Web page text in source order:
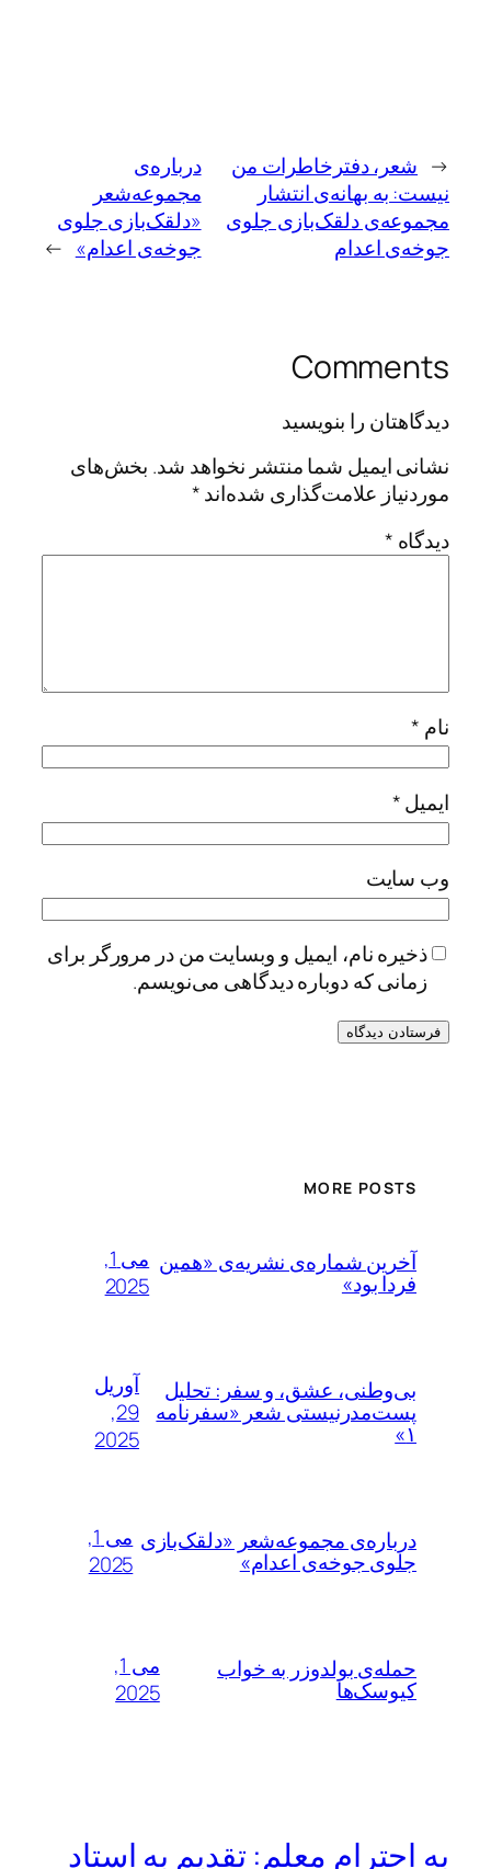
← شعر، دفترخاطرات من
نیست: به بهانه‌ی انتشار
مجموعه‌ی دلقک‌بازی جلوی
جوخه‌ی اعدام
درباره‌ی
مجموعه‌شعر
«دلقک‌بازی جلوی
جوخه‌ی اعدام» →
Comments
دیدگاهتان را بنویسید
نشانی ایمیل شما منتشر نخواهد شد. بخش‌های
موردنیاز علامت‌گذاری شده‌اند*
دیدگاه *
نام *
ایمیل*
وب‌ سایت
ذخیره نام، ایمیل و وبسایت من در مرورگر برای
زمانی که دوباره دیدگاهی می‌نویسم.
MORE POSTS
آخرین شماره‌ی نشریه‌ی «همین
فردا بود»
می 1,
2025
بی‌وطنی، عشق، و سفر: تحلیل
پست‌مدرنیستی شعر «سفرنامه
۱»
آوریل
29,
2025
درباره‌ی مجموعه‌شعر «دلقک‌بازی
جلوی جوخه‌ی اعدام»
می 1,
2025
حمله‌ی بولدوزر به خواب
کیوسک‌ها
می 1,
2025
به احترام معلم: تقدیم به استاد